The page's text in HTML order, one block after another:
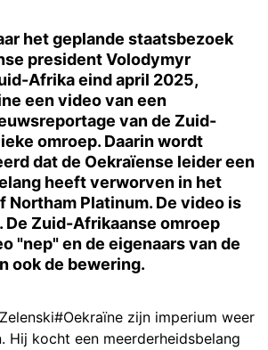
het geplande staatsbezoek
president Volodymyr
Afrika eind april 2025,
een video van een
van de Zuid-
omroep. Daarin wordt
dat de Oekraïense leider een
heeft verworven in het
Northam Platinum. De video is
Zuid-Afrikaanse omroep
"nep" en de eigenaars van de
ook de bewering.
zijn imperium weer
Hij kocht een meerderheidsbelang